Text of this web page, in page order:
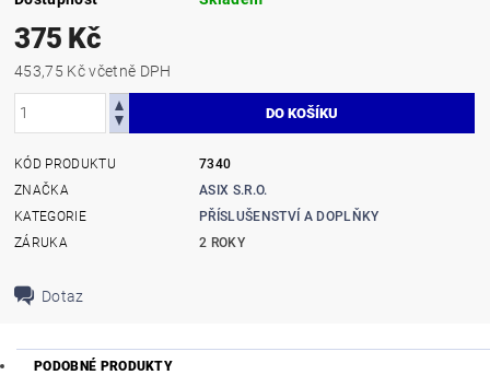
375 Kč
453,75 Kč včetně DPH
KÓD PRODUKTU
7340
ZNAČKA
ASIX S.R.O.
KATEGORIE
PŘÍSLUŠENSTVÍ A DOPLŇKY
ZÁRUKA
2 ROKY
Dotaz
PODOBNÉ PRODUKTY